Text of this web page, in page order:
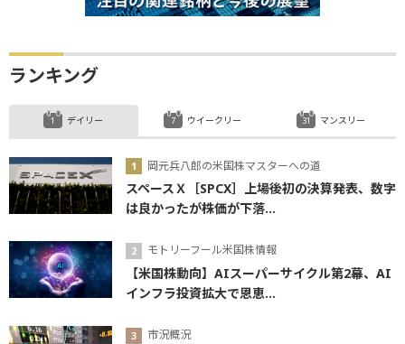
ランキング
デイリー
岡元兵八郎の米国株マスターへの道
スペースＸ［SPCX］上場後初の決算発表、数字
は良かったが株価が下落...
モトリーフール米国株情報
【米国株動向】AIスーパーサイクル第2幕、AI
インフラ投資拡大で恩恵...
市況概況
ウイークリー マンスリー